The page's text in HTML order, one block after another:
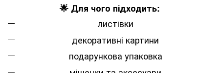
🌟 Для чого підходить:
листівки
декоративні картини
подарункова упаковка